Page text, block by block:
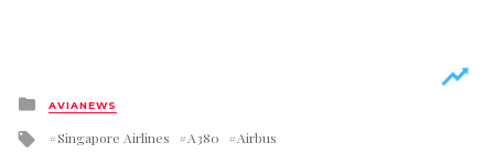
Posted
in
AVIANEWS
Tagged
Singapore Airlines A380 Airbus